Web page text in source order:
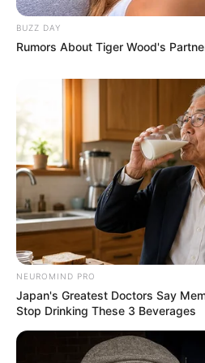
BUZZ DAY
Rumors About Tiger Wood's
NEUROMIND PRO
Japan's Greatest Doctors Say
Stop Drinking These 3 Beverages